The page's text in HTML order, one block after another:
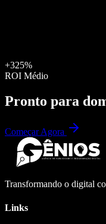
+325%
ROI Médio
Pronto para
Começar Agora
Transformando o digital
Links